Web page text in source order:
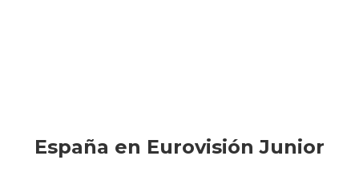
España en Eurovisión Junior